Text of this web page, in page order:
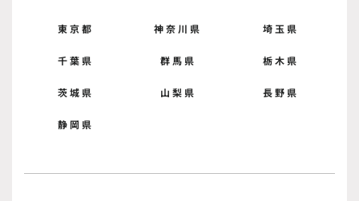
東京都 神奈川県 埼玉県
千葉県 群馬県 栃木県
茨城県 山梨県 長野県
静岡県